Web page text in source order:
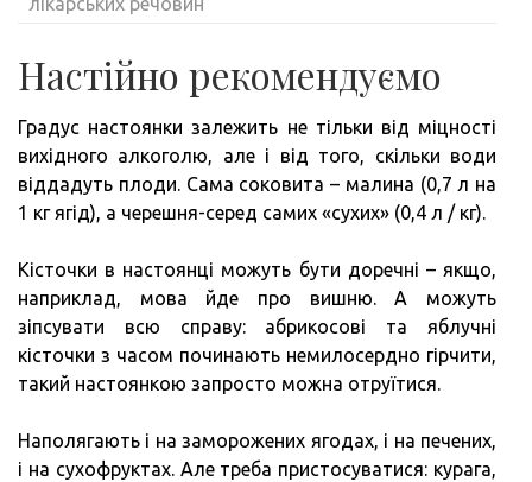
Настійно рекомендуємо
Градус настоянки залежить не тільки від міцності
вихідного алкоголю, але і від того, скільки води
віддадуть плоди. Сама соковита – малина (0,7 л на
1 кг ягід), а черешня-серед самих «сухих» (0,4 л / кг).
Кісточки в настоянці можуть бути доречні – якщо,
наприклад, мова йде про вишню. А можуть
зіпсувати всю справу: абрикосові та яблучні
кісточки з часом починають немилосердно гірчити,
такий настоянкою запросто можна отруїтися.
Наполягають і на заморожених ягодах, і на печених,
і на сухофруктах. Але треба пристосуватися: курага,